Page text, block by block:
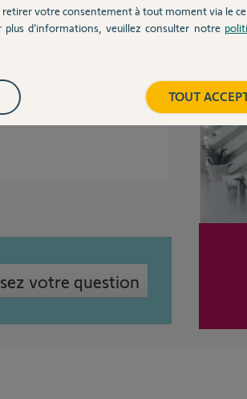
soit 2,8 car je
votre question
retirer votre consentement à tout moment via le
plus d’informations, veuillez consulter notre
TOUT